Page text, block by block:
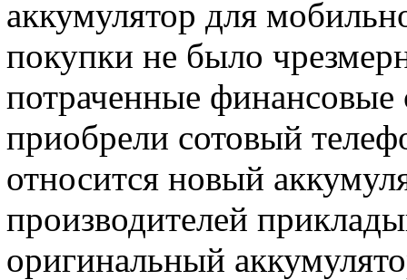
аккумулятор для
покупки не было
потраченные финансовые
приобрели сотовый
относится новый
производителей
оригинальный